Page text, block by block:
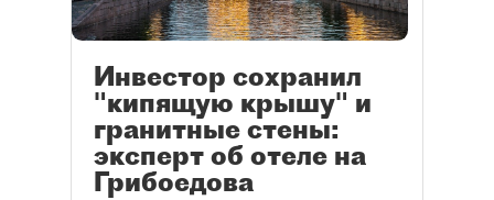
Инвестор сохранил
"кипящую крышу" и
гранитные стены:
эксперт об отеле на
Грибоедова